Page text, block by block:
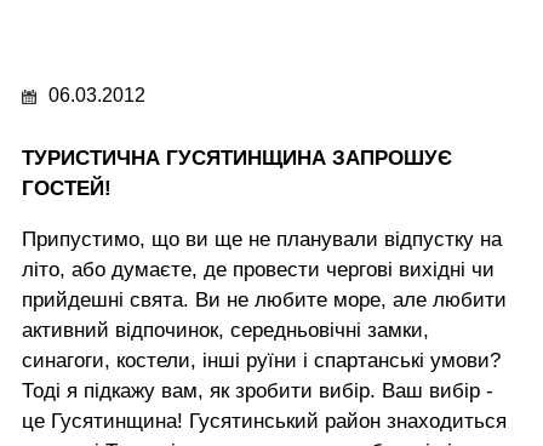
06.03.2012
ТУРИСТИЧНА ГУСЯТИНЩИНА ЗАПРОШУЄ
ГОСТЕЙ!
Припустимо, що ви ще не планували відпустку на
літо, або думаєте, де провести чергові вихідні чи
прийдешні свята. Ви не любите море, але любити
активний відпочинок, середньовічні замки,
синагоги, костели, інші руїни і спартанські умови?
Тоді я підкажу вам, як зробити вибір. Ваш вибір -
це Гусятинщина! Гусятинський район знаходиться